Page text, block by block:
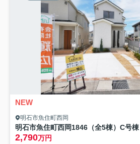
NEW
明石市魚住町西岡
明石市魚住町西岡1846（全5棟）C号棟
2,790万円